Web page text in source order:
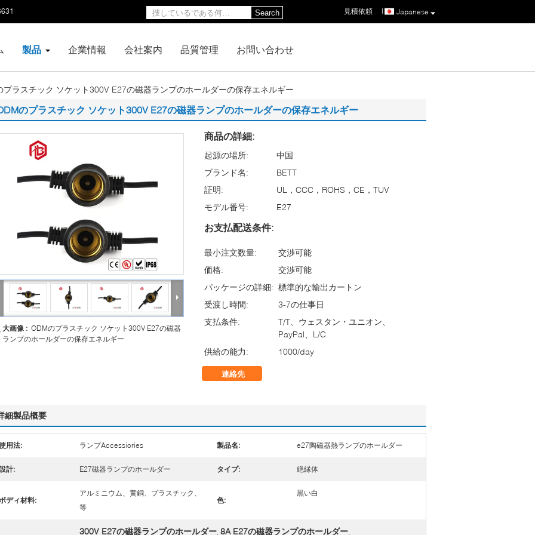
Japanese
見積依頼 |
Search
製品 企業情報 会社案内 品質管理 お問い合わせ
プラスチック ソケット300V E27の磁器ランプのホールダーの保存エネルギー
のプラスチック ソケット300V E27の磁器ランプのホールダーの保存エネルギー
大画像 : ODMのプラスチック ソケット300V E27の磁器
ランプのホールダーの保存エネルギー
商品の詳細:
起源の場所:
中国
ブランド名:
BETT
証明:
UL，CCC，ROHS，CE，TUV
モデル番号:
E27
お支払配送条件:
最小注文数量:
交渉可能
価格:
交渉可能
パッケージの詳細: 標準的な輸出カートン
受渡し時間:
3-7の仕事日
支払条件:
T/T、ウェスタン・ユニオン、
PayPal、L/C
供給の能力:
1000/day
連絡先
細製品概要
用法: ランプAccessiories 製品名: e27陶磁器熱ランプのホールダー
計: E27磁器ランプのホールダー タイプ: 絶縁体
ディ材料:
アルミニウム、黄銅、プラスチック、
等
色:
黒い白
300V E27の磁器ランプのホールダー 8A E27の磁器ランプのホールダー